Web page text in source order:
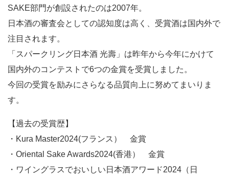
SAKE部門が創設されたのは2007年。
日本酒の審査会としての認知度は高く、受賞酒は国内外で
注目されます。
「スパークリング日本酒 光壽」は昨年から今年にかけて
国内外のコンテストで6つの金賞を受賞しました。
今回の受賞を励みにさらなる品質向上に努めてまいりま
す。
【過去の受賞歴】
・Kura Master2024(フランス） 金賞
・Oriental Sake Awards2024(香港） 金賞
・ワイングラスでおいしい日本酒アワード2024（日